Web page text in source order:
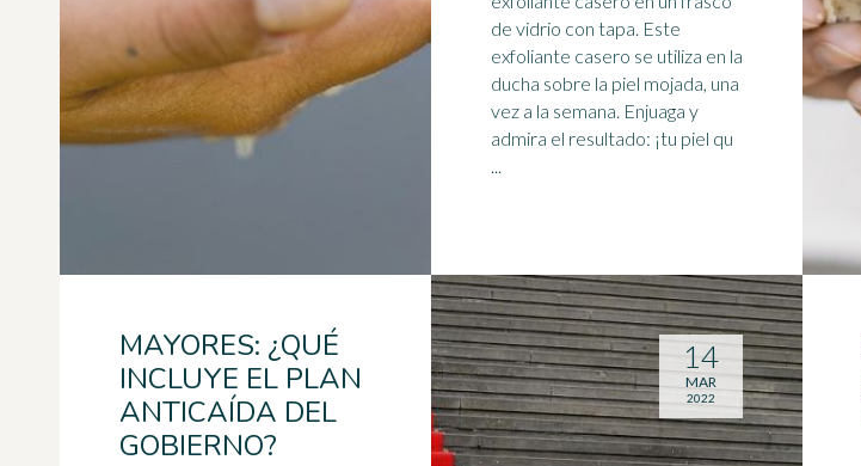
de vidrio con tapa. Este
exfoliante casero se utiliza en la
ducha sobre la piel mojada, una
vez a la semana. Enjuaga y
admira el resultado: ¡tu piel qu
...
MAYORES: ¿QUÉ
INCLUYE EL PLAN
ANTICAÍDA DEL
GOBIERNO?
14
MAR
2022